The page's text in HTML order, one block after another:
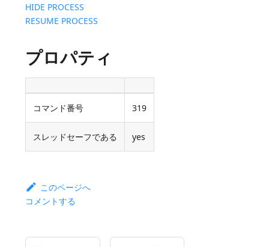
HIDE PROCESS
RESUME PROCESS
プロパティ
コマンド番号 319
スレッドセーフである yes
このページへ
コメントする